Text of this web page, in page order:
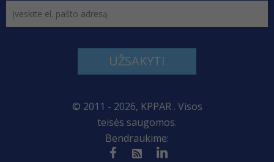
UŽSAKYTI
© 2011 - 2026, KPPAR . Visos
teisės saugomos.
Bendraukime: